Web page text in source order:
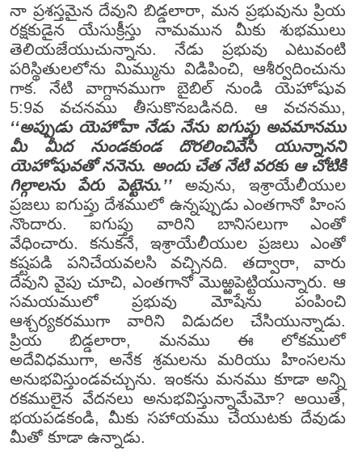
నా ప్రశస్తమైన దేవుని బిడ్డలారా, మన ప్రభువును ప్రియ
రక్షకుడైన యేసుక్రీస్తు నామమున మీకు శుభములు
తెలియజేయుచున్నాను. నేడు ప్రభువు ఎటువంటి
పరిస్థితులలోను మిమ్మును విడిపించి, ఆశీర్వదించును
గాక. నేటి వాగ్దానముగా బైబిల్ నుండి యెహోషువ
5:9వ వచనము తీసుకొనబడినది. ఆ వచనము,
‘‘అప్పుడు యెహోవా నేడు నేను ఐగుప్తు అవమానము
మీ మీద నుండకుండ దొరలించివేసి యున్నానని
యెహోషువతో ననెను. అందు చేత నేటి వరకు ఆ చోటికి
గిల్గాలను పేరు పెట్టెను.’’ అవును, ఇశ్రాయేలీయుల
ప్రజలు ఐగుప్తు దేశములో ఉన్నప్పుడు ఎంతగానో హింస
నొందారు. ఐగుప్తు వారిని బానిసలుగా ఎంతో
వేధించారు. కనుకనే, ఇశ్రాయేలీయుల ప్రజలు ఎంతో
కష్టపడి పనిచేయవలసి వచ్చినది. తద్వారా, వారు
దేవుని వైపు చూచి, ఎంతగానో మొఱ్ఱపెట్టియున్నారు. ఆ
సమయములో ప్రభువు మోషేను పంపించి
ఆశ్చర్యకరముగా వారిని విడుదల చేసియున్నాడు.
ప్రియ బిడ్డలారా, మనము ఈ లోకములో
అదేవిధముగా, అనేక శ్రమలను మరియు హింసలను
అనుభవిస్తుండవచ్చును. ఇంకను మనము కూడా అన్ని
రకములైన వేదనలు అనుభవిస్తున్నామేమో? అయితే,
భయపడకండి, మీకు సహాయము చేయుటకు దేవుడు
మీతో కూడా ఉన్నాడు.